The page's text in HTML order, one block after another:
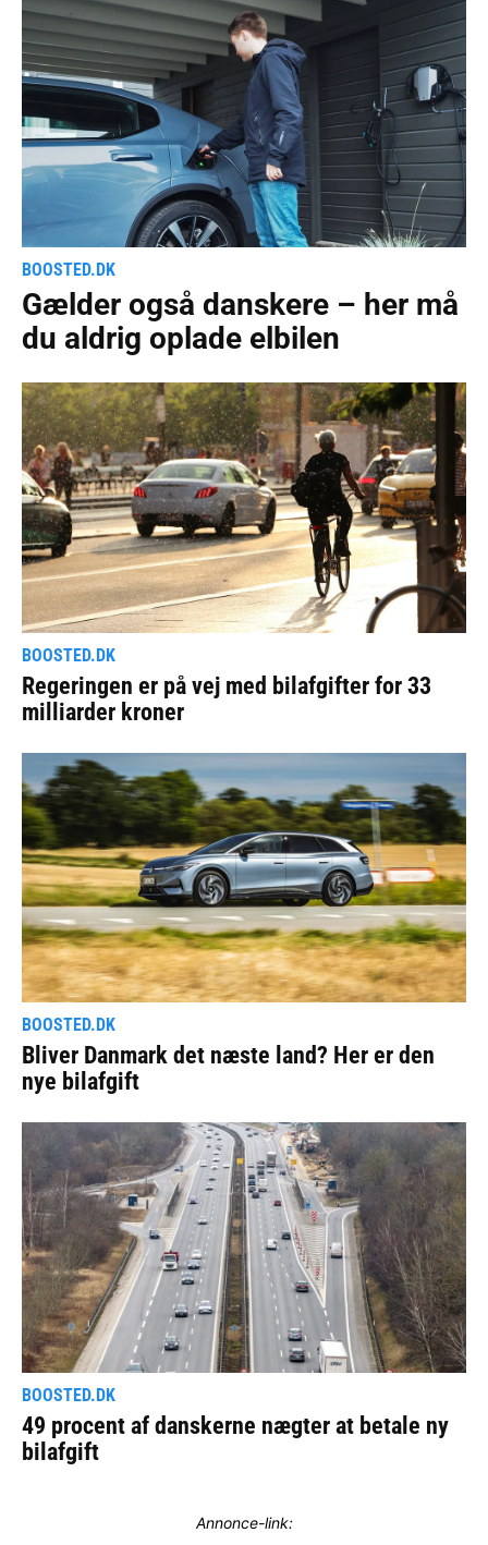
Annonce-link: